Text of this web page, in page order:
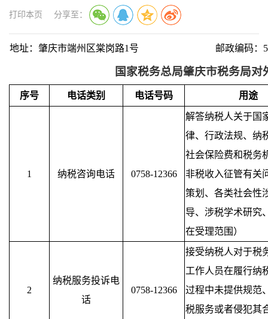
打印本页 分享至：
地址：肇庆市端州区棠岗路1号 邮政编码：
国家税务总局肇庆市税务局对
序号 电话类别 电话号码 用途
1 纳税咨询电话 0758-12366
解答纳税人关于国
律、行政法规、纳
社会保险费和税务
非税收入征管有关
策划、各类社会性
导、涉税学术研究
在受理范围）
2
纳税服务投诉电
话
0758-12366
接受纳税人对于税
工作人员在履行纳
过程中未提供规范
税服务或者侵犯其